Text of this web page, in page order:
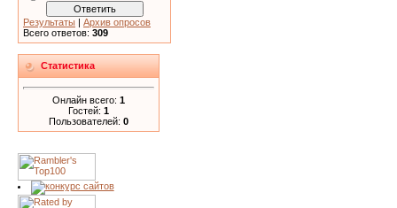
Результаты | Архив опросов
Всего ответов: 309
Статистика
Онлайн всего: 1
Гостей: 1
Пользователей: 0